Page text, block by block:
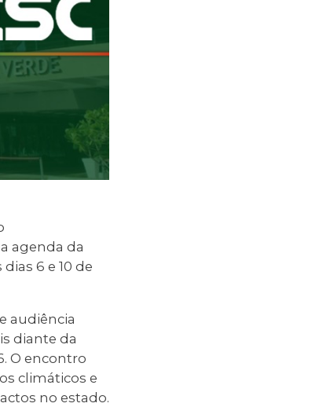
agenda da
6 e 10 de
audiência
diante da
O encontro
climáticos e
no estado.